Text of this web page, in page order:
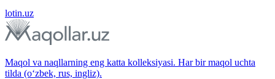
lotin.uz
Maqol va naqllarning eng katta kolleksiyasi. Har bir maqol uchta
tilda (o‘zbek, rus, ingliz).